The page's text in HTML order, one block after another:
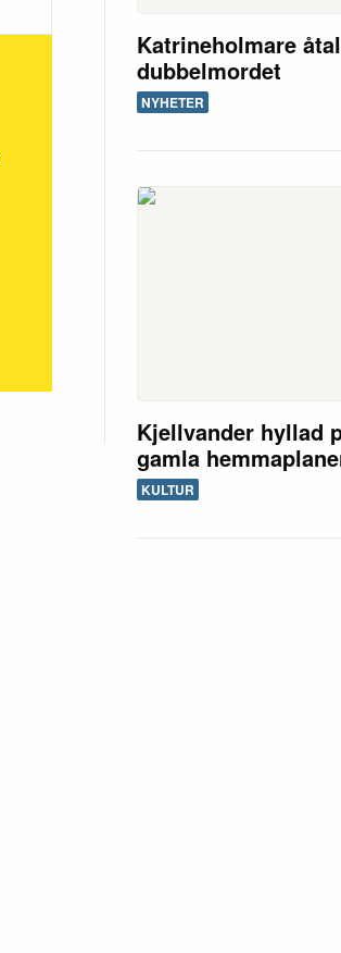
Katrineholmare
dubbelmordet
NYHETER
Kjellvander hyllad
gamla
KULTUR